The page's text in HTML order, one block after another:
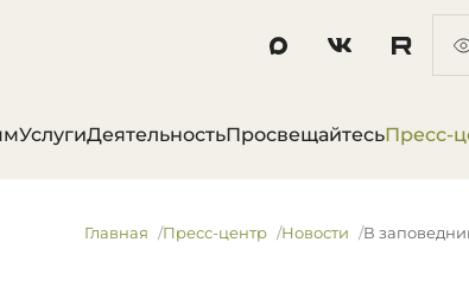
УслугиДеятельностьПросвещайтесьПресс-
Главная Пресс-центр Новости В